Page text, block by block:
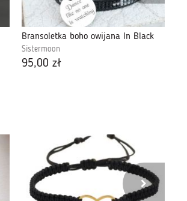
Bransoletka boho owijana In Black
Sistermoon
95,00 zł